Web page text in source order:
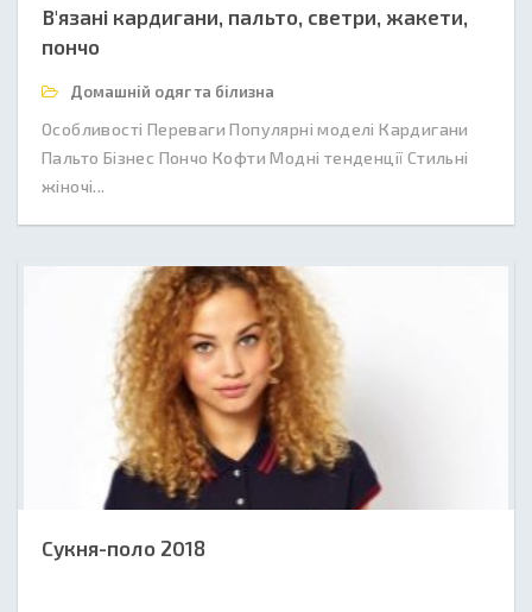
В'язані кардигани, пальто, светри, жакети,
пончо
Домашній одяг та білизна
Особливості Переваги Популярні моделі Кардигани
Пальто Бізнес Пончо Кофти Модні тенденції Стильні
жіночі...
Сукня-поло 2018